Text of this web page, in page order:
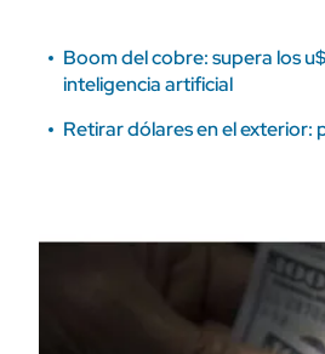
Boom del cobre: supera los
inteligencia artificial
Retirar dólares en el